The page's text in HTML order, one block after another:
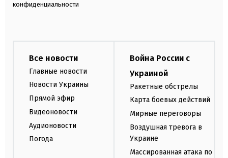
конфиденциальности
Все новости
Главные новости
Новости Украины
Прямой эфир
Видеоновости
Аудионовости
Погода
Война России с
Украиной
Ракетные обстрелы
Карта боевых действий
Мирные переговоры
Воздушная тревога в
Украине
Массированная атака по